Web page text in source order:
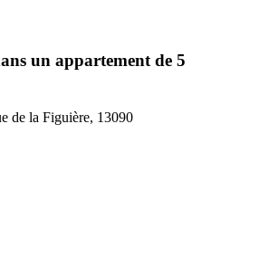
un appartement de 5
de la Figuière, 13090